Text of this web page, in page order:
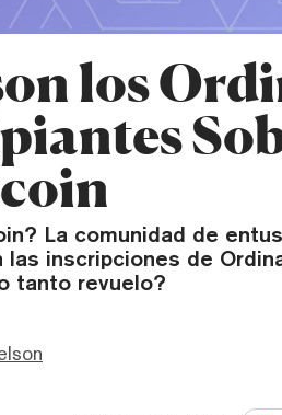
los
La comunidad de
inscripciones de
tanto revuelo?